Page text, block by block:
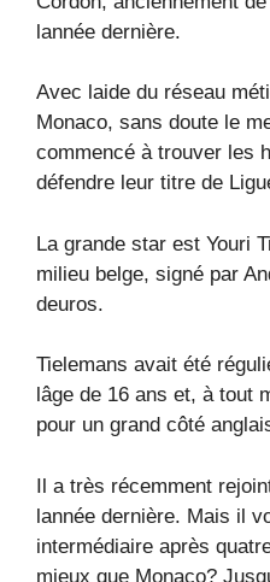
lannée dernière.
Avec laide du réseau
Monaco, sans doute le
commencé à trouver les
défendre leur titre de
La grande star est Youri
milieu belge, signé par
deuros.
Tielemans avait été
lâge de 16 ans et, à tout
pour un grand côté
Il a très récemment
lannée dernière. Mais il
intermédiaire après
mieux que Monaco?